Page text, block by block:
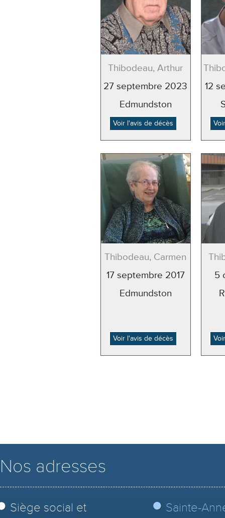
Thibodeau, Arthur
27 septembre 2023
Edmundston
Voir l'avis de décès
12
Thibodeau, Carmen
17 septembre 2017
Edmundston
Voir l'avis de décès
5
Nos adresses
Siège social et
Sainte-